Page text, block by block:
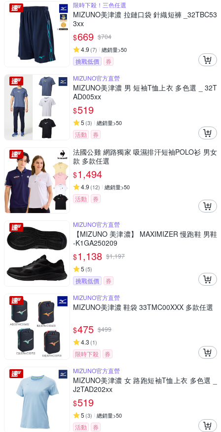
限時下殺！三色任選
MIZUNO美津濃 拉鏈口袋 針織短褲 _32TBC53
3xx
$669 $704
4.9 (7) 總銷量>50
挑戰低價
券
MIZUNO官方直營
MIZUNO美津濃 男 短袖T恤上衣 多色選 _ 32T
AD005xx
$519
5 (3) 總銷量>50
活動 券
法國公雞 網路獨家 吸濕排汗短袖POLO衫 男女
款 多款任選
$1,494
4.9 (12) 總銷量>50
活動 券
MIZUNO官方直營
【MIZUNO 美津濃】 MAXIMIZER 慢跑鞋 男鞋
-K1GA250209
$1,138 $1,197
5 (5)
挑戰低價
券
MIZUNO官方直營
MIZUNO美津濃 鞋袋 33TMC00XXX 多款任選
$475 $499
4.3 (1)
限時下殺
券
MIZUNO官方直營
MIZUNO美津濃 女 路跑短袖T恤上衣 多色選 _
J2TAD202xx
$519
5 (3) 總銷量>50
活動 券